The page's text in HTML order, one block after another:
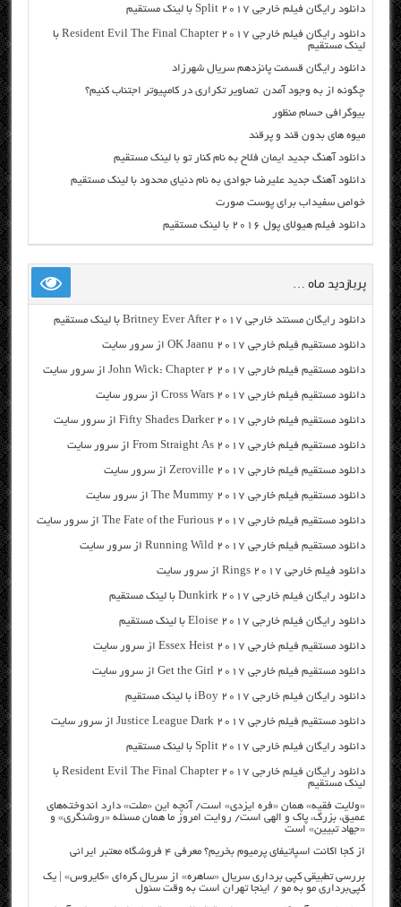
دانلود رایگان فیلم خارجی Split 2017 با لینک مستقیم
دانلود رایگان فیلم خارجی Resident Evil The Final Chapter 2017 با
لینک مستقیم
دانلود رایگان قسمت پانزدهم سریال شهرزاد
چگونه از به وجود آمدن تصاویر تکراری در کامپیوتر اجتناب کنیم؟
بیوگرافی حسام منظور
میوه های بدون قند و پرقند
دانلود آهنگ جدید ایمان فلاح به نام کنار تو با لینک مستقیم
دانلود آهنگ جدید علیرضا جوادی به نام دنیای محدود با لینک مستقیم
خواص سفیداب برای پوست صورت
دانلود فیلم هیولای پول ۲۰۱۶ با لینک مستقیم
پربازدید ماه …
دانلود رایگان مسنتد خارجی Britney Ever After 2017 با لینک مستقیم
دانلود مستقیم فیلم خارجی OK Jaanu 2017 از سرور سایت
دانلود مستقیم فیلم خارجی John Wick: Chapter 2 2017 از سرور سایت
دانلود مستقیم فیلم خارجی Cross Wars 2017 از سرور سایت
دانلود مستقیم فیلم خارجی Fifty Shades Darker 2017 از سرور سایت
دانلود مستقیم فیلم خارجی From Straight As 2017 از سرور سایت
دانلود مستقیم فیلم خارجی Zeroville 2017 از سرور سایت
دانلود مستقیم فیلم خارجی The Mummy 2017 از سرور سایت
دانلود مستقیم فیلم خارجی The Fate of the Furious 2017 از سرور سایت
دانلود مستقیم فیلم خارجی Running Wild 2017 از سرور سایت
دانلود فیلم خارجی Rings 2017 از سرور سایت
دانلود رایگان فیلم خارجی Dunkirk 2017 با لینک مستقیم
دانلود رایگان فیلم خارجی Eloise 2017 با لینک مستقیم
دانلود مستقیم فیلم خارجی Essex Heist 2017 از سرور سایت
دانلود مستقیم فیلم خارجی Get the Girl 2017 از سرور سایت
دانلود رایگان فیلم خارجی iBoy 2017 با لینک مستقیم
دانلود مستقیم فیلم خارجی Justice League Dark 2017 از سرور سایت
دانلود رایگان فیلم خارجی Split 2017 با لینک مستقیم
دانلود رایگان فیلم خارجی Resident Evil The Final Chapter 2017 با
لینک مستقیم
«ولایت فقیه» همان «فره ایزدی» است/ آنچه این «ملت» دارد اندوخته‌های
عمیق، بزرگ، پاک و الهی است/ روایت امروز ما همان مسئله «روشنگری» و
«جهاد تبیین» است
از کجا اکانت اسپاتیفای پرمیوم بخریم؟ معرفی ۴ فروشگاه معتبر ایرانی
بررسی تطبیقی کپی برداری سریال «ساهره» از سریال کره‌ای «کایروس» | یک
کپی‌برداری مو به مو / اینجا تهران است به وقت سئول